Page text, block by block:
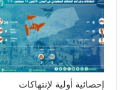
إحصائية أولية لإنتهاكات